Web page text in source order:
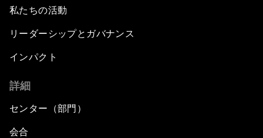
私たちの活動
リーダーシップとガバナンス
インパクト
詳細
センター（部門）
会合